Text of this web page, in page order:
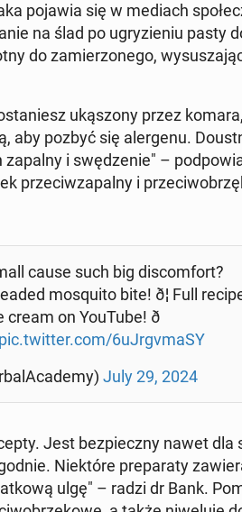
pojawia się w mediach
na ślad po ugry­zie­niu pasty
do za­mie­rzo­ne­go,
uką­szo­ny przez
aby pozbyć się aler­ge­nu.
i swę­dze­nie" –
prze­ciw­za­pal­ny i
cause such big di­scom­fort?
mo­squ­ito bite! ð¦ Full
on YouTube! ð
pic.twitter.com/6uJr­gvma­SY
July 29, 2024
Jest bez­piecz­ny nawet dla
Nie­któ­re pre­pa­ra­ty
ulgę" – radzi dr Bank.